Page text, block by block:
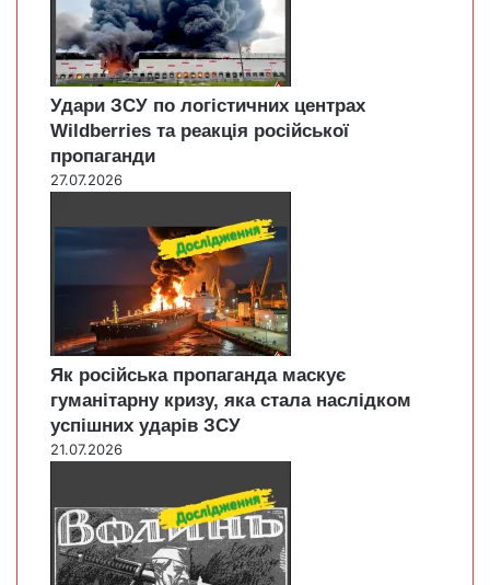
Удари ЗСУ по логістичних центрах
Wildberries та реакція російської
пропаганди
27.07.2026
Як російська пропаганда маскує
гуманітарну кризу, яка стала наслідком
успішних ударів ЗСУ
21.07.2026